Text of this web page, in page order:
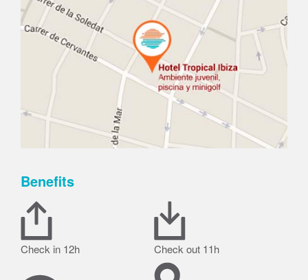
Benefits
Check in 12h Check out 11h